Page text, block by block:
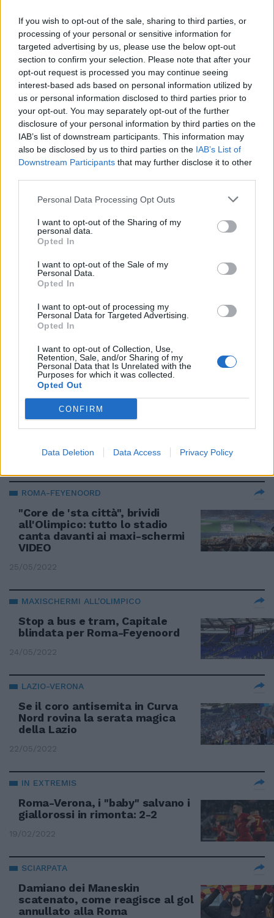
If you wish to opt-out of the sale, sharing to third parties, or
processing of your personal or sensitive information for
targeted advertising by us, please use the below opt-out
section to confirm your selection. Please note that after your
opt-out request is processed you may continue seeing
interest-based ads based on personal information utilized by
us or personal information disclosed to third parties prior to
your opt-out. You may separately opt-out of the further
disclosure of your personal information by third parties on the
IAB’s list of downstream participants. This information may
also be disclosed by us to third parties on the IAB’s List of
Downstream Participants that may further disclose it to other
Personal Data Processing Opt Outs
I want to opt-out of the Sharing of my
personal data.
Opted In
I want to opt-out of the Sale of my
Personal Data.
Opted In
I want to opt-out of processing my
Personal Data for Targeted Advertising.
Opted In
I want to opt-out of Collection, Use,
Retention, Sale, and/or Sharing of my
Personal Data that Is Unrelated with the
Purposes for which it was collected.
Opted Out
CONFIRM
Data Deletion Data Access Privacy Policy
TOURNÉE
I Måneskin raddoppiano a Roma
e Milano. Quando parte la
prevendita
18/11/2022
0-1 ALL'OLIMPICO
Una Lazio perfetta batte la
Roma: Felipe Anderson decide il
INIZIATIVA ALL'OLIMPICO
Tifosi in fila per farsi il tatuaggio
03/11/2022
FEBBRE ROCK
Ligabue live a Roma e Milano.
biglietti
07/10/2022
STADIO GIALLOROSSO
La Roma vince la Conference, lo
25/05/2022
ROMA-FEYENOORD
"Core de 'sta città", brividi
all'Olimpico: tutto lo stadio
canta davanti ai maxi-schermi
VIDEO
25/05/2022
MAXISCHERMI ALL'OLIMPICO
Stop a bus e tram, Capitale
blindata per Roma-Feyenoord
24/05/2022
LAZIO-VERONA
Se il coro antisemita in Curva
Nord rovina la serata magica
della Lazio
22/05/2022
IN EXTREMIS
Roma-Verona, i "baby" salvano i
giallorossi in rimonta: 2-2
19/02/2022
SCIARPATA
Damiano dei Maneskin
scatenato, come reagisce al gol
annullato alla Roma